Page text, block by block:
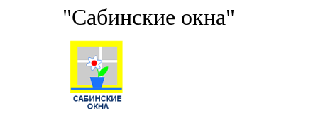
"Сабинские окна"